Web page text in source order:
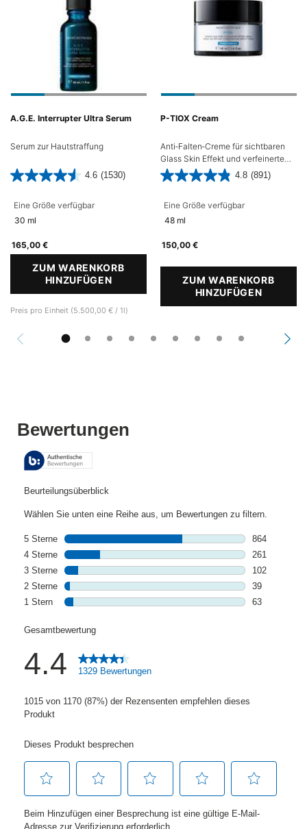
A.G.E. Interrupter Ultra Serum
Serum zur Hautstraffung
4.6 (1530)
Eine Größe verfügbar
30 ml
165,00 €
ZUM WARENKORB
HINZUFÜGEN A.G.E. INTERRUPTER ULTRA SERUM
Preis pro Einheit (5.500,00 € / 1l)
P-TIOX Cream
Anti‑Falten‑Creme für sichtbaren
Glass Skin Effekt und verfeinerte
Poren
4.8 (891)
Eine Größe verfügbar
48 ml
150,00 €
ZUM WARENKORB
HINZUFÜGEN